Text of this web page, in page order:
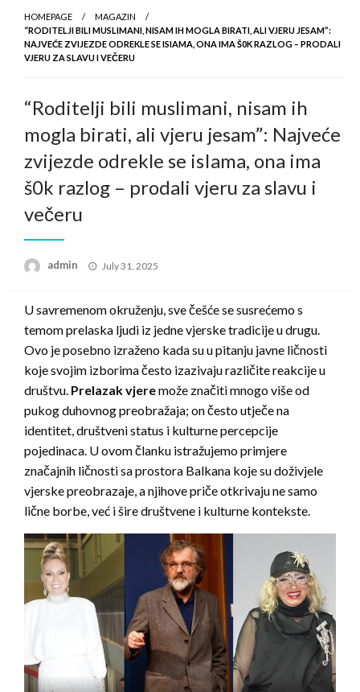
HOMEPAGE
MAGAZIN
“RODITELJI BILI MUSLIMANI, NISAM IH MOGLA BIRATI, ALI VJERU JESAM”:
NAJVEĆE ZVIJEZDE ODREKLE SE ISIAMA, ONA IMA Š0K RAZLOG – PRODALI
VJERU ZA SLAVU I VEČERU
“Roditelji bili muslimani, nisam ih
mogla birati, ali vjeru jesam”: Najveće
zvijezde odrekle se isIama, ona ima
š0k razlog – prodali vjeru za slavu i
večeru
admin
Posted
July 31, 2025
U savremenom okruženju, sve češće se susrećemo s
temom prelaska ljudi iz jedne vjerske tradicije u drugu.
Ovo je posebno izraženo kada su u pitanju javne ličnosti
koje svojim izborima često izazivaju različite reakcije u
društvu. Prelazak vjeremože značiti mnogo više od
pukog duhovnog preobražaja; on često utječe na
identitet, društveni status i kulturne percepcije
pojedinaca. U ovom članku istražujemo primjere
značajnih ličnosti sa prostora Balkana koje su doživjele
vjerske preobrazaje, a njihove priče otkrivaju ne samo
lične borbe, već i šire društvene i kulturne kontekste.